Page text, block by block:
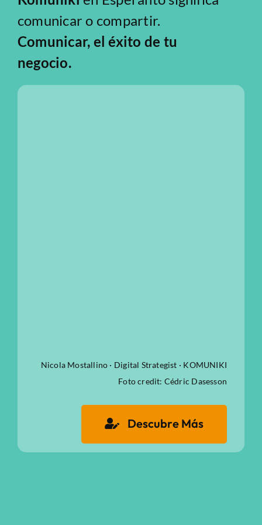
Anàlisi Sitio Web
comunicar o compartir.
Comunicar, el éxito de tu
negocio.
Nicola Mostallino · Digital Strategist · KOMUNIKI
Foto credit: Cédric Dasesson
Descubre Más